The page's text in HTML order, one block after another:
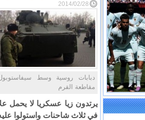
2014/02/28
دبابات روسية وسط
مقاطعة القرم
يرتدون زيا عسكريا لا يحمل
في ثلاث شاحنات واستولوا